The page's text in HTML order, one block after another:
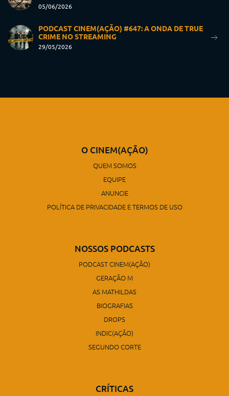
05/06/2026
PODCAST CINEM(AÇÃO) #647: A ONDA DE TRUE
CRIME NO STREAMING
29/05/2026
O CINEM(AÇÃO)
QUEM SOMOS
EQUIPE
ANUNCIE
POLÍTICA DE PRIVACIDADE E TERMOS DE USO
NOSSOS PODCASTS
PODCAST CINEM(AÇÃO)
GERAÇÃO M
AS MATHILDAS
BIOGRAFIAS
DROPS
INDIC(AÇÃO)
SEGUNDO CORTE
CRÍTICAS